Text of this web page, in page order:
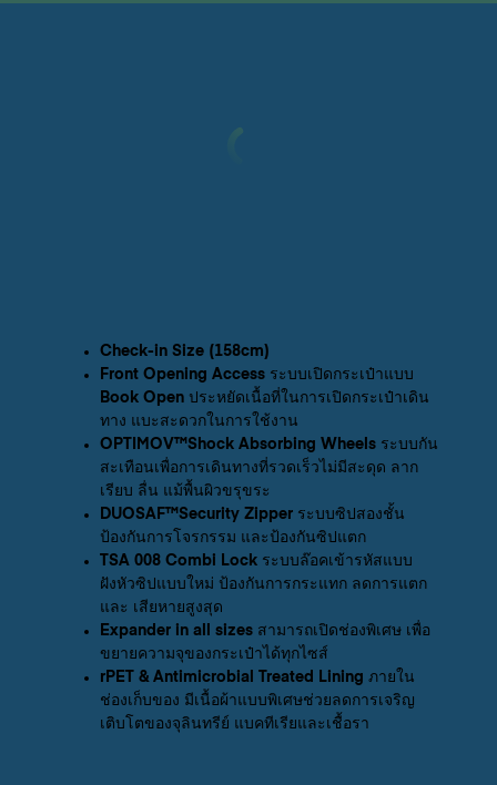
Check-in Size (158cm)
Front Opening Access ระบบเปิดกระเป๋าแบบ
Book Open ประหยัดเนื้อที่ในการเปิดกระเป๋าเดิน
ทาง แบะสะดวกในการใช้งาน
OPTIMOV™Shock Absorbing Wheels ระบบกัน
สะเทือนเพื่อการเดินทางที่รวดเร็วไม่มีสะดุด ลาก
เรียบ ลื่น แม้พื้นผิวขรุขระ
DUOSAF™Security Zipper ระบบซิปสองชั้น
ป้องกันการโจรกรรม และป้องกันซิปแตก
TSA 008 Combi Lock ระบบล๊อคเข้ารหัสแบบ
ฝังหัวซิปแบบใหม่ ป้องกันการกระแทก ลดการแตก
และ เสียหายสูงสุด
Expander in all sizes สามารถเปิดช่องพิเศษ เพื่อ
ขยายความจุของกระเป๋าได้ทุกไซส์
rPET & Antimicrobial Treated Lining ภายใน
ช่องเก็บของ มีเนื้อผ้าแบบพิเศษช่วยลดการเจริญ
เติบโตของจุลินทรีย์ แบคทีเรียและเชื้อรา